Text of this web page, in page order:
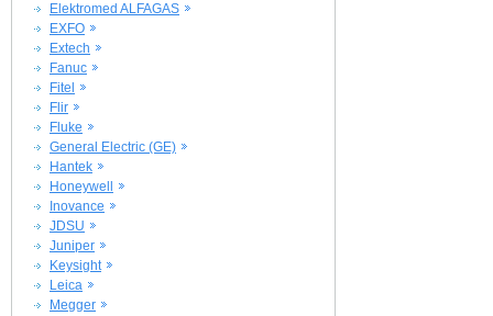
Elektromed ALFAGAS
EXFO
Extech
Fanuc
Fitel
Flir
Fluke
General Electric (GE)
Hantek
Honeywell
Inovance
JDSU
Juniper
Keysight
Leica
Megger